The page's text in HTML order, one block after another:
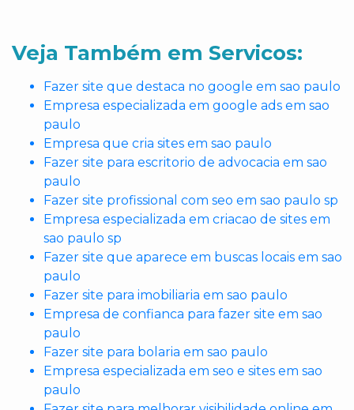
Veja Também em Servicos:
Fazer site que destaca no google em sao paulo
Empresa especializada em google ads em sao
paulo
Empresa que cria sites em sao paulo
Fazer site para escritorio de advocacia em sao
paulo
Fazer site profissional com seo em sao paulo sp
Empresa especializada em criacao de sites em
sao paulo sp
Fazer site que aparece em buscas locais em sao
paulo
Fazer site para imobiliaria em sao paulo
Empresa de confianca para fazer site em sao
paulo
Fazer site para bolaria em sao paulo
Empresa especializada em seo e sites em sao
paulo